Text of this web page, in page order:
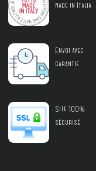
made in Italia
Envoi avec
garantie
Site 100%
sécurisé